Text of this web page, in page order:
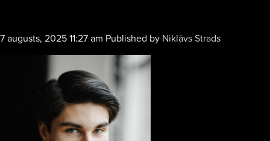
7 augusts, 2025 11:27 am Published by Niklāvs Strads